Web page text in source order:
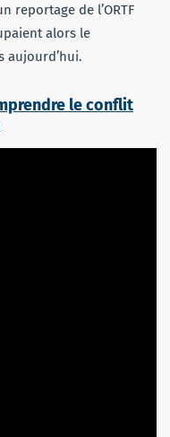
reportage de l’ORTF
alors le
aujourd’hui.
le conflit